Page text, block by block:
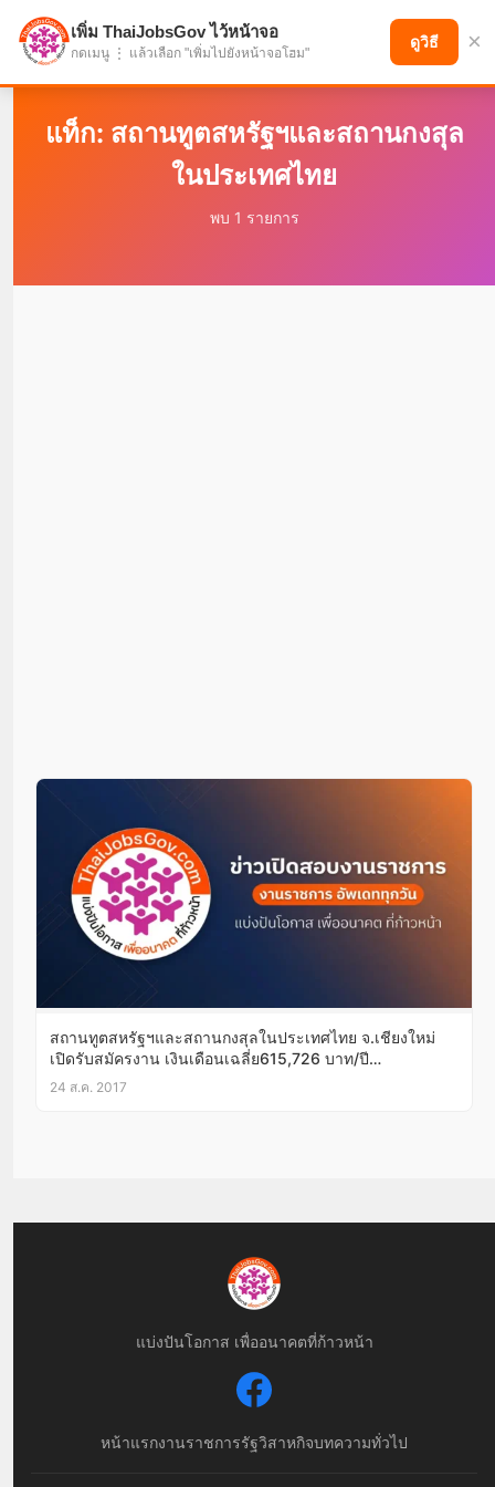
แบ่งปันโอกาส เพื่ออนาคตที่ก้าวหน้า
แท็ก: สถานทูตสหรัฐฯและสถานกงสุล
ในประเทศไทย
พบ 1 รายการ
สถานทูตสหรัฐฯและสถานกงสุลในประเทศไทย จ.เชียงใหม่
เปิดรับสมัครงาน เงินเดือนเฉลี่ย615,726 บาท/ปี
บัดนี้-7ก.ย.60
24 ส.ค. 2017
แบ่งปันโอกาส เพื่ออนาคตที่ก้าวหน้า
หน้าแรกงานราชการรัฐวิสาหกิจบทความทั่วไป
เพิ่ม ThaiJobsGov ไว้หน้าจอ
กดเมนู ⋮ แล้วเลือก "เพิ่มไปยังหน้าจอโฮม"
ดูวิธี ×